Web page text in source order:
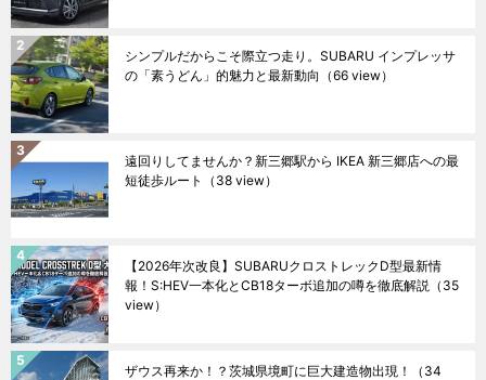
シンプルだからこそ際立つ走り。SUBARU インプレッサ
の「素うどん」的魅力と最新動向 （66 view）
遠回りしてませんか？新三郷駅から IKEA 新三郷店への最
短徒歩ルート
（38 view）
【2026年次改良】SUBARUクロストレックD型最新情
報！S:HEV一本化とCB18ターボ追加の噂を徹底解説 （35
view）
ザウス再来か！？茨城県境町に巨大建造物出現！
（34